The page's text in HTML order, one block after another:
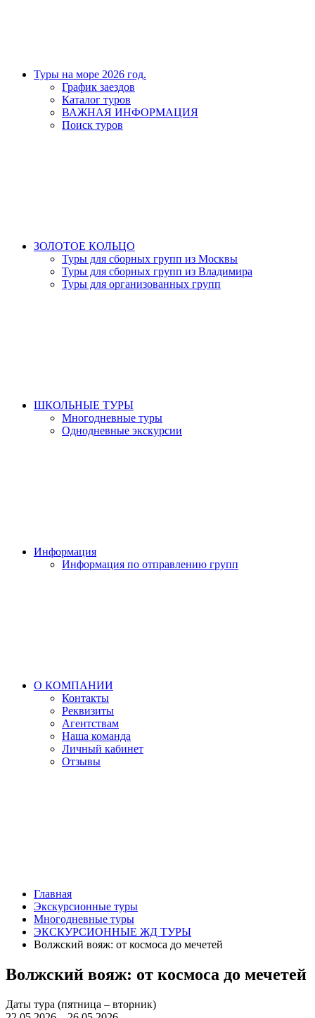
Туры на море 2026 год.
График заездов
Каталог туров
ВАЖНАЯ ИНФОРМАЦИЯ
Поиск туров
ЗОЛОТОЕ КОЛЬЦО
Туры для сборных групп из Москвы
Туры для сборных групп из Владимира
Туры для организованных групп
ШКОЛЬНЫЕ ТУРЫ
Многодневные туры
Однодневные экскурсии
Информация
Информация по отправлению групп
О КОМПАНИИ
Контакты
Реквизиты
Агентствам
Наша команда
Личный кабинет
Отзывы
Главная
Экскурсионные туры
Многодневные туры
ЭКСКУРСИОННЫЕ ЖД ТУРЫ
Волжский вояж: от космоса до мечетей
Волжский вояж: от космоса до мечетей
Даты тура (пятница – вторник)